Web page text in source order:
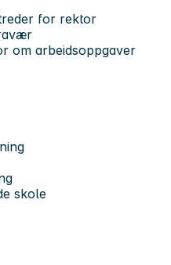
for rektor
om arbeidsoppgaver
skole